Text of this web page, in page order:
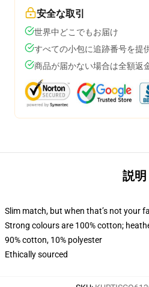
安全な取引
世界中どこでもお届け
すべての小包に追跡番号を提
商品が届かない場合は全額返
説明
Slim match, but when that’s not your
Strong colours are 100% cotton;
90% cotton, 10% polyester
Ethically sourced